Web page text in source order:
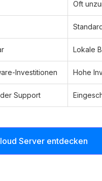
Oft
Lokale
Investitionen Hohe
Support
Server entdecken